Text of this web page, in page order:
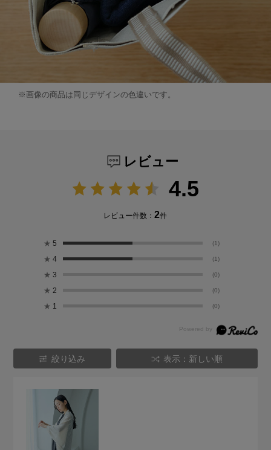
※画像の商品は同じデザインの色違いです。
レビュー
4.5
レビュー件数：2件
★ 5 (1)
★ 4 (1)
★ 3 (0)
★ 2 (0)
★ 1 (0)
絞り込み 表示：新しい順